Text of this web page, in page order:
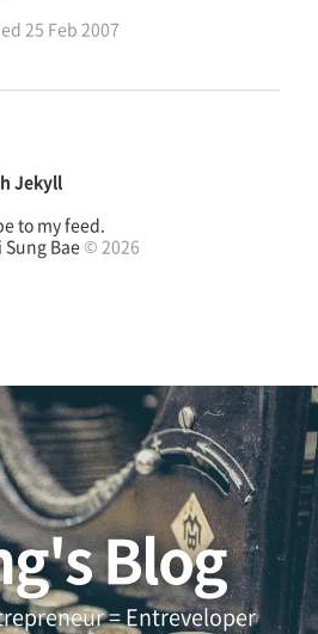
25 Feb 2007
Jekyll
to my feed.
Sung Bae© 2026
Blog
= Entreveloper